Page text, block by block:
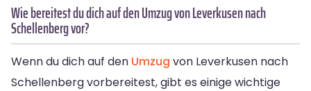
Wie bereitest du dich auf den Umzug von Leverkusen nach
Schellenberg vor?
Wenn du dich auf den Umzug von Leverkusen nach
Schellenberg vorbereitest, gibt es einige wichtige